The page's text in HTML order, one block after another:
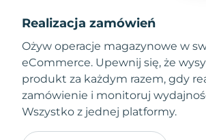
Realizacja zamówień
Ożyw operacje magazynowe w
eCommerce. Upewnij się, że
produkt za każdym razem, gdy
zamówienie i monitoruj
Wszystko z jednej platformy.